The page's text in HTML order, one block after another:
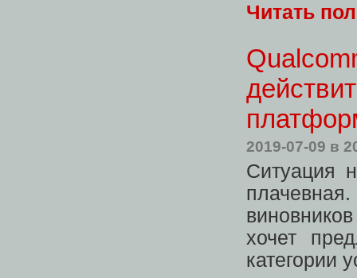
Читать
2019-07-09 в
Ситуация
хочет
категории